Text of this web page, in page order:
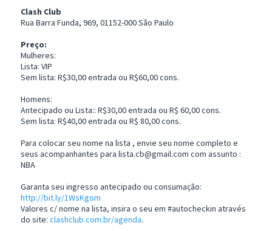
Clash Club
Rua Barra Funda, 969, 01152-000 São Paulo
Preço:
Mulheres:
Lista: VIP
Sem lista: R$30,00 entrada ou R$60,00 cons.
Homens:
Antecipado ou Lista:: R$30,00 entrada ou R$ 60,00 cons.
Sem lista: R$40,00 entrada ou R$ 80,00 cons.
Para colocar seu nome na lista , envie seu nome completo e
seus acompanhantes para lista.cb@gmail.com com assunto :
NBA
Garanta seu ingresso antecipado ou consumação:
http://bit.ly/1WsKgom
Valores c/ nome na lista, insira o seu em #autocheckin através
do site: clashclub.com.br/agenda.